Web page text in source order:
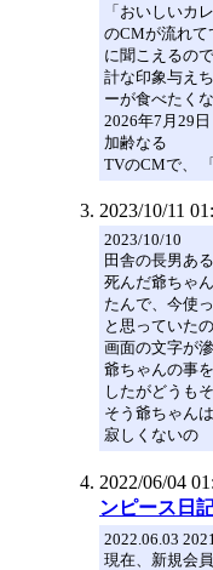
「おいしいカレ
のCMが流れて
に聞こえるの
計な印象与え
ーが食べたく
2026年7月29
加齢なる
TVのCMで、
2023/10/11
2023/10/10
田舎の長男あ
死んだ爺ちゃ
たんで、今使
と思っていた
画面の文字が
爺ちゃんの事
したがどうも
そう爺ちゃん
寂しくないの
2022/06/04
ンピース日記
2022.06.03
現在、新規会